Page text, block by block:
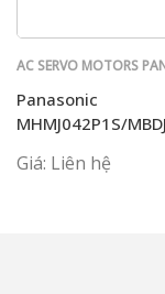
AC SERVO MOTORS
Panasonic
MHMJ042P1S/
Giá: Liên hệ